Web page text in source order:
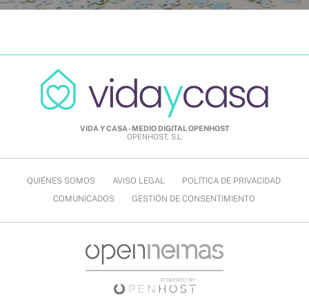
VIDA Y CASA - MEDIO DIGITAL OPENHOST
OPENHOST, S.L.
QUIÉNES SOMOS AVISO LEGAL
POLÍTICA DE PRIVACIDAD
COMUNICADOS
GESTIÓN DE CONSENTIMIENTO